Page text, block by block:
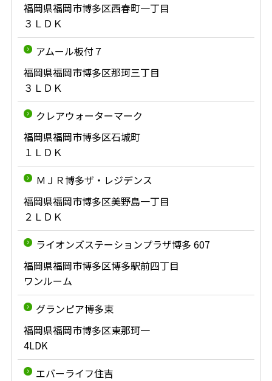
福岡県福岡市博多区西春町一丁目
３ＬＤＫ
アムール板付７
福岡県福岡市博多区那珂三丁目
３ＬＤＫ
クレアウォーターマーク
福岡県福岡市博多区石城町
１ＬＤＫ
ＭＪＲ博多ザ・レジデンス
福岡県福岡市博多区美野島一丁目
２ＬＤＫ
ライオンズステーションプラザ博多 607
福岡県福岡市博多区博多駅前四丁目
ワンルーム
グランピア博多東
福岡県福岡市博多区東那珂一
4LDK
エバーライフ住吉